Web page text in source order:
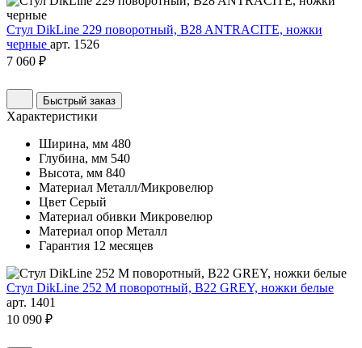
Стул DikLine 229 поворотный, B28 ANTRACITE, ножки
черные арт. 1526
7 060 ₽
Быстрый заказ
Характеристики
Ширина, мм 480
Глубина, мм 540
Высота, мм 840
Материал Металл/Микровелюр
Цвет Серый
Материал обивки Микровелюр
Материал опор Металл
Гарантия 12 месяцев
Стул DikLine 252 М поворотный, B22 GREY, ножки белые
арт. 1401
10 090 ₽